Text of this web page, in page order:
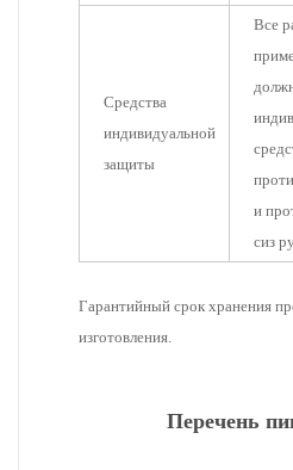
Средства
индивидуальной
защиты
Все
и
сиз
Гарантийный срок хранения
изготовления.
Перечень